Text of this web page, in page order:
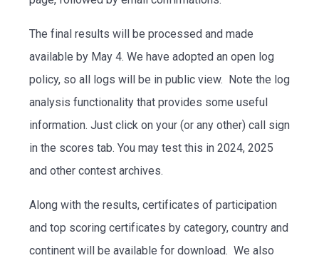
The final results will be processed and made
available by May 4. We have adopted an open log
policy, so all logs will be in public view. Note the log
analysis functionality that provides some useful
information. Just click on your (or any other) call sign
in the scores tab. You may test this in 2024, 2025
and other contest archives.
Along with the results, certificates of participation
and top scoring certificates by category, country and
continent will be available for download. We also